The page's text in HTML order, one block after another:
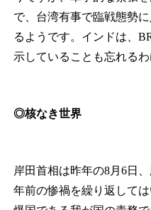
で、台湾有事で臨戦態勢
るようです。インドは、
示していることも忘れるわ
◎核なき世界
岸田首相は昨年の8月6日
年前の惨禍を繰り返して